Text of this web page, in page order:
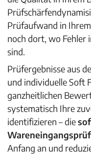
Prüfaufwand in
noch dort, wo Fehler
sind.
Prüfergebnisse aus
und individuelle Soft
ganzheitlichen
systematisch Ihre
identifizieren – die
Anfang an und